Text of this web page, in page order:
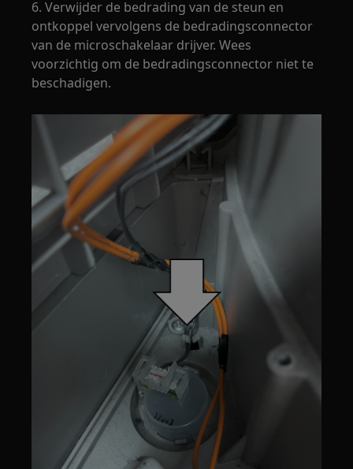
6. Verwijder de bedrading van de steun en
ontkoppel vervolgens de bedradingsconnector
van de microschakelaar drijver. Wees
voorzichtig om de bedradingsconnector niet te
beschadigen.